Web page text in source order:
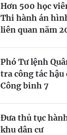
Hơn 500 học
Thi hành án
liên quan năm
Phó Tư lệnh
tra công tác hậu
Công binh 7
Ðưa thủ tục
khu dân cư